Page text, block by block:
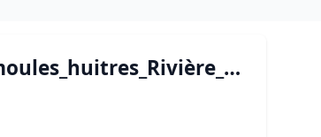
Arrêté du 02/04/2025 - 250402_AP_29-2025-04-02-0000x_ASP_fermeture_TC_sauf_moules_huitres_Rivière_Pont-l_Abbé